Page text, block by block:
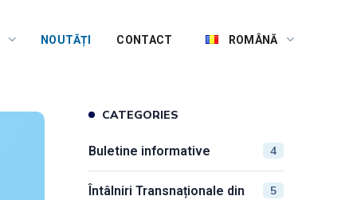
NOUTĂȚI CONTACT ROMÂNĂ
CATEGORIES
Buletine informative 4
Întâlniri Transnaționale din
5